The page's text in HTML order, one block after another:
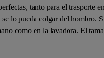
tanto para el trasporte
lo pueda colgar del hombro.
como en la lavadora. El